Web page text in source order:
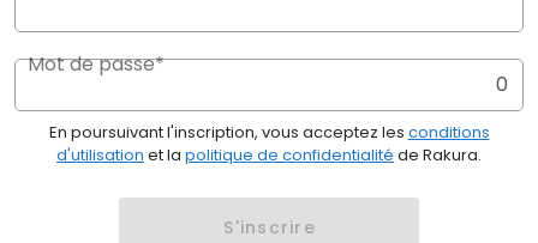
Mot de passe*
0
En poursuivant l'inscription, vous acceptez les conditions
d'utilisation et la politique de confidentialité de Rakura.
S'inscrire